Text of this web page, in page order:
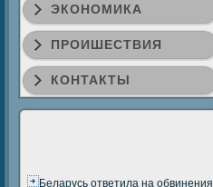
ЭКОНОМИКА
ПРОИШЕСТВИЯ
КОНТАКТЫ
Беларусь ответила на обвинения